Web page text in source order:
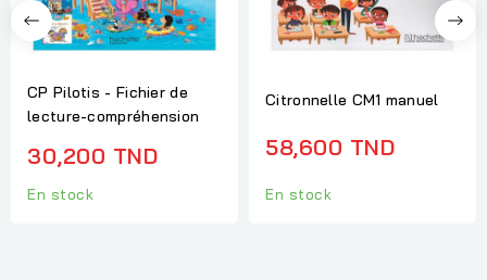
CP Pilotis - Fichier de
lecture-compréhension
30,200 TND
En stock
Citronnelle CM1 manuel
58,600 TND
En stock